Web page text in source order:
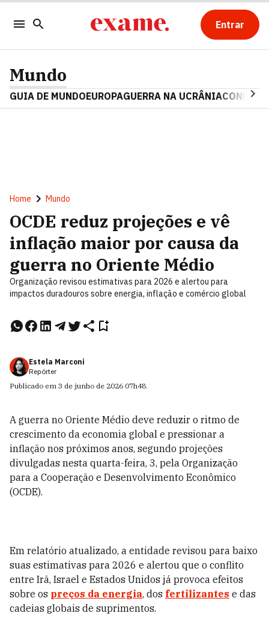
Entrar
Mundo
GUIA DE MUNDOEUROPAGUERRA NA UCRÂNIA
Home Mundo
OCDE reduz projeções e vê
inflação maior por causa da
guerra no Oriente Médio
Organização revisou estimativas para 2026 e alertou para
impactos duradouros sobre energia, inflação e comércio global
Estela Marconi
Repórter
Publicado em 3 de junho de 2026 07h48.
A guerra no Oriente Médio deve reduzir o ritmo de
crescimento da economia global e pressionar a
inflação nos próximos anos, segundo projeções
divulgadas nesta quarta-feira, 3, pela Organização
para a Cooperação e Desenvolvimento Econômico
(OCDE).
Em relatório atualizado, a entidade revisou para baixo
suas estimativas para 2026 e alertou que o conflito
entre Irã, Israel e Estados Unidos já provoca efeitos
sobre os preços da energia, dos fertilizantes e das
cadeias globais de suprimentos.